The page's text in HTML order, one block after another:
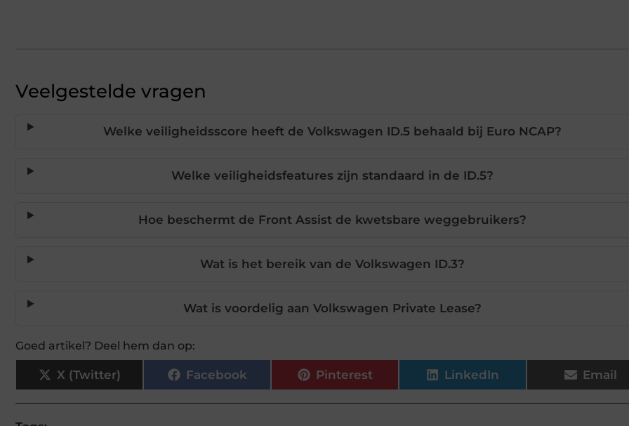
Veelgestelde vragen
Welke veiligheidsscore heeft de Volkswagen ID.5 behaald bij Euro NCAP?
Welke veiligheidsfeatures zijn standaard in de ID.5?
Hoe beschermt de Front Assist de kwetsbare weggebruikers?
Wat is het bereik van de Volkswagen ID.3?
Wat is voordelig aan Volkswagen Private Lease?
Goed artikel? Deel hem dan op:
X (Twitter) Facebook Pinterest LinkedIn Email